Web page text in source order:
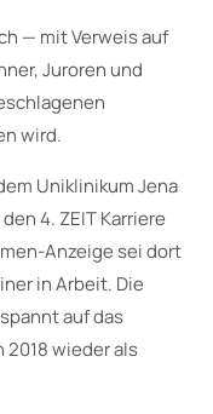
— mit Verweis auf
Juroren und
wird.
Uniklinikum Jena
4. ZEIT Karriere
Anzeige sei dort
in Arbeit. Die
auf das
2018 wieder als